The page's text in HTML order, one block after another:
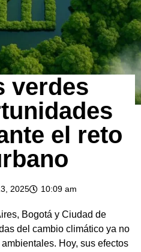
verdes
el reto
2025 10:09 am
Bogotá y Ciudad de
del cambio climático ya no
Hoy, sus efectos